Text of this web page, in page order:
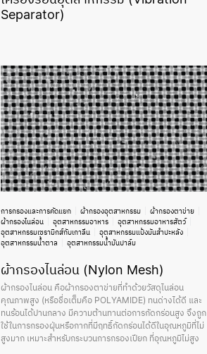
Separator)
การกรองและการคัดแยก ผ้ากรองอุตสาหกรรม
ผ้ากรองตาข่าย
ผ้ากรองไนล่อน
อุตสาหกรรมอาหาร
อุตสาหกรรมอาหารสัตว์
อุตสาหกรรมเซรามิกส์กับเกาลีน
อุตสาหกรรมแป้งมันสำปะหลัง
อุตสาหกรรมน้ำตาล
อุตสาหกรรมน้ำมันปาล์ม
ผ้ากรองไนล่อน (Nylon Mesh)
ผ้ากรองไนล่อน คือผ้ากรองตาข่ายที่ทำด้วยวัสดุไนล่อน
คุณภาพสูง (หรือชื่อเต็มคือ POLYAMIDE) ทนด่างได้ดี และ
ทนร้อนได้ปานกลาง มีความต้านทานต่อการกัดกร่อนสูง จึงถูก
ใช้ในการกรองฝุ่นหรือกากที่มีฤทธิ์กัดกร่อนได้ดีในอุณหภูมิที่ไม่
สูงมาก เหมาะสำหรับกระบวนการกรองเปียก ที่อุณหภูมิไม่สูง